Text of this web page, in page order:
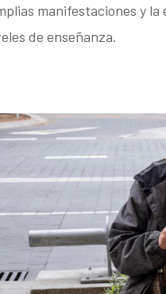
manifestaciones y la
de enseñanza.